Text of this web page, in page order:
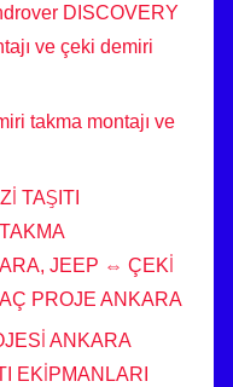
DISCOVERY
ve çeki demiri
takma montajı ve
TAŞITI
JEEP ⇔ ÇEKİ
PROJE ANKARA
ANKARA
EKİPMANLARI